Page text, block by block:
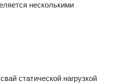
несколькими
статической нагрузкой